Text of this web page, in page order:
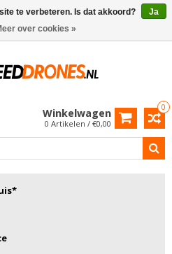
0
Winkelwagen
0 Artikelen / €0,00
te verbeteren. Is dat akkoord?
Ja
over cookies »